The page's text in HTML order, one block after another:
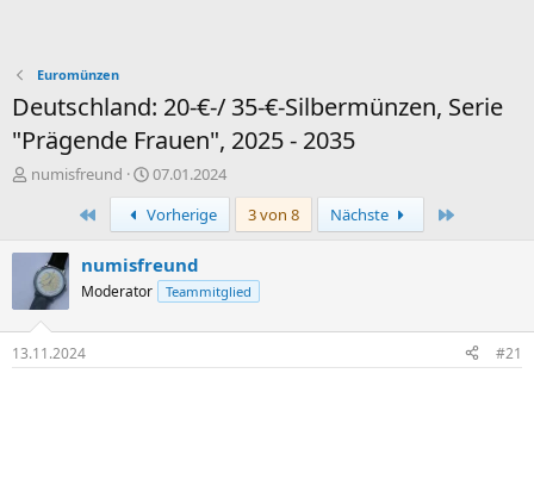
Euromünzen
Deutschland: 20-€-/ 35-€-Silbermünzen, Serie
"Prägende Frauen", 2025 - 2035
E
e
l
e
r
numisfreund
E
r
s
t
e
m
07.01.2024
Erste
Vorherige 3 von 8 Nächste
numisfreund
Moderator Teammitglied
13.11.2024 #21